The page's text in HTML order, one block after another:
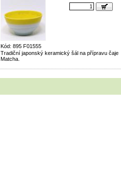
Kód: 895 F01555
Tradiční japonský keramický šál na přípravu čaje
Matcha.